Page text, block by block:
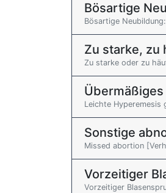
Bösartige
Bösartige
Zu starke, zu
Zu starke oder zu
Leichte Hyperemesis
Sonstige
Missed abortion
Vorzeitiger
Vorzeitiger